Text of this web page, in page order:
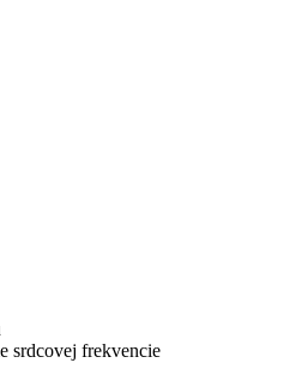
srdcovej frekvencie